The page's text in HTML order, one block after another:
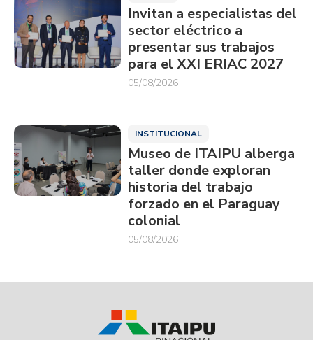
Invitan a especialistas del
sector eléctrico a
presentar sus trabajos
para el XXI ERIAC 2027
05/08/2026
INSTITUCIONAL
Museo de ITAIPU alberga
taller donde exploran
historia del trabajo
forzado en el Paraguay
colonial
05/08/2026